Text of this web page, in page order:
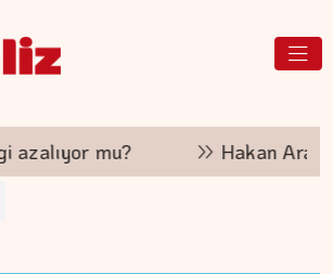
mu? Hakan Aran İş